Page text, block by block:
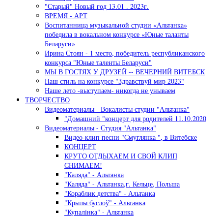
"Старый" Новый год 13.01 . 2023г.
ВРЕМЯ - АРТ
Воспитанница музыкальной студии «Альтанка»
победила в вокальном конкурсе «Юные таланты
Беларуси»
Ирина Стоян - 1 место, победитель республиканского
конкурса "Юные таленты Беларуси"
МЫ В ГОСТЯХ У ДРУЗЕЙ -- ВЕЧЕРНИЙ ВИТЕБСК
Наш стиль на конкурсе "Здравствуй мир 2023"
Наше лето -выступаем- никогда не унываем
ТВОРЧЕСТВО
Видеоматериалы - Вокалисты студии "Альтанка"
"Домашний "концерт для родителей 11.10.2020
Видеоматериалы - Студия "Альтанка"
Видео-клип песни "Смуглянка ", в Витебске
КОНЦЕРТ
КРУТО ОТДЫХАЕМ И СВОЙ КЛИП
СНИМАЕМ!
"Каляда" - Альтанка
"Каляда" - Альтанка,г. Кельце, Польша
"Кораблик детства" - Альтанка
"Крылы буслоў" - Альтанка
"Купалiнка" - Альтанка